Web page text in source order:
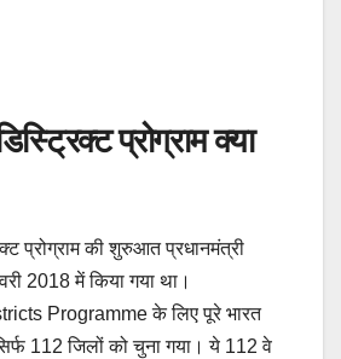
प्रोग्राम क्या
प्रोग्राम की शुरुआत प्रधानमंत्री
2018 में किया गया था।
Programme के लिए पूरे भारत
112 जिलों को चुना गया। ये 112 वे